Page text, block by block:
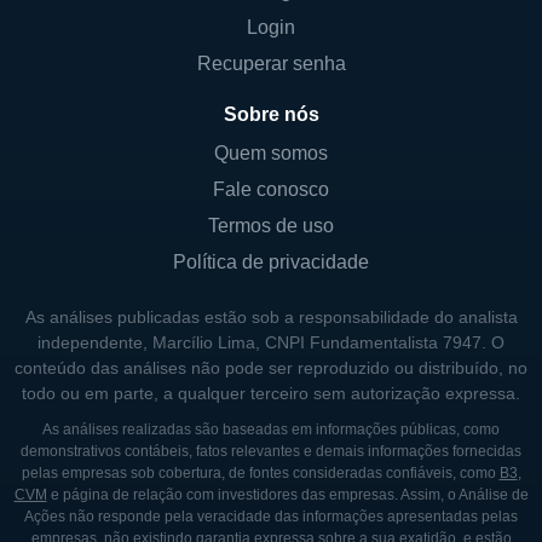
lanternas e outros dispositivos de
iluminação, que se tornaram essenciais na
Sua linha de produtos é reconhecida pela
durabilidade e eficiência, o que faz da
Energizer uma escolha preferencial para
produtos de alta performance, a empresa
também se compromete com práticas de
negócios sustentáveis, visando reduzir seu
impacto ambiental através da utilização de
componentes recicláveis e do
desenvolvimento de processos de fabricação
mais limpos.
Login
Recuperar senha
Sobre nós
Quem somos
Fale conosco
Termos de uso
Política de privacidade
As análises publicadas estão sob a responsabilidade do analista
independente, Marcílio Lima, CNPI Fundamentalista 7947. O
conteúdo das análises não pode ser reproduzido ou distribuído, no
todo ou em parte, a qualquer terceiro sem autorização expressa.
As análises realizadas são baseadas em informações públicas, como
demonstrativos contábeis, fatos relevantes e demais informações fornecidas
pelas empresas sob cobertura, de fontes consideradas confiáveis, como B3,
CVM e página de relação com investidores das empresas. Assim, o Análise de
Ações não responde pela veracidade das informações apresentadas pelas
empresas, não existindo garantia expressa sobre a sua exatidão, e estão